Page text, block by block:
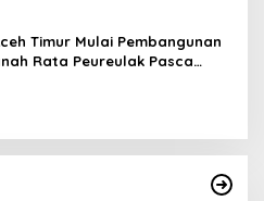
Timur Mulai Pembangunan
Rata Peureulak Pasca